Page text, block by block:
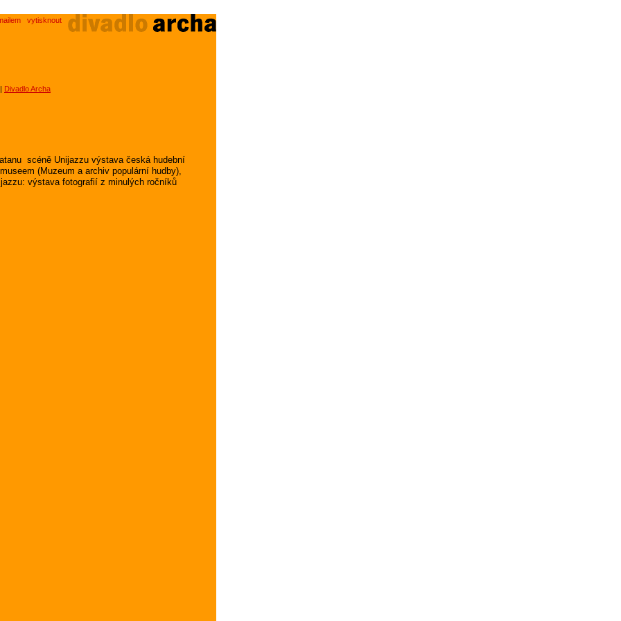
vytisknout
Divadlo Archa
 scéně Unijazzu výstava česká hudební
(Muzeum a archiv populární hudby),
výstava fotografií z minulých ročníků